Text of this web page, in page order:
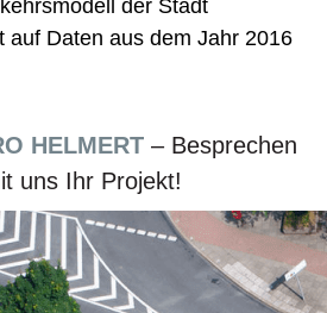
der Stadt
auf Daten aus dem Jahr 2016
HELMERT – Besprechen
uns Ihr Projekt!